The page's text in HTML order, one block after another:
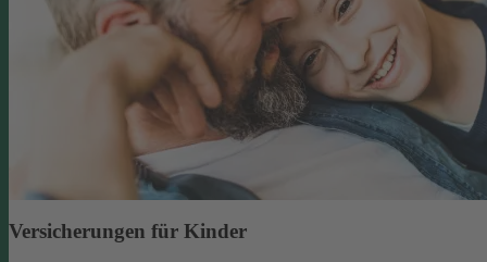
Versicherungen für Kinder